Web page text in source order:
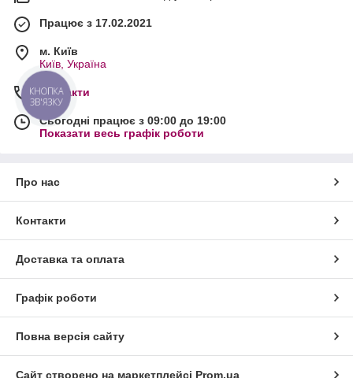
Працює з 17.02.2021
м. Київ
Київ, Україна
Контакти
Сьогодні працює з 09:00 до 19:00
Показати весь графік роботи
Про нас
Контакти
Доставка та оплата
Графік роботи
Повна версія сайту
Сайт створено на маркетплейсі Prom.ua
КНОПКА
ЗВ'ЯЗКУ